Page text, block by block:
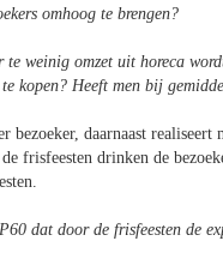
omhoog te brengen?
weinig omzet uit horeca
kopen? Heeft men bij
bezoeker, daarnaast
frisfeesten drinken de
dat door de frisfeesten de